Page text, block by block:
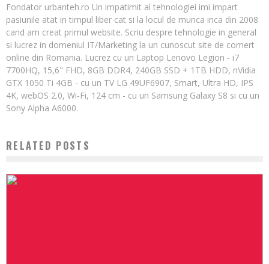
Fondator urbanteh.ro Un impatimit al tehnologiei imi impart
pasiunile atat in timpul liber cat si la locul de munca inca din 2008
cand am creat primul website. Scriu despre tehnologie in general
si lucrez in domeniul IT/Marketing la un cunoscut site de comert
online din Romania. Lucrez cu un Laptop Lenovo Legion - i7
7700HQ, 15,6" FHD, 8GB DDR4, 240GB SSD + 1TB HDD, nVidia
GTX 1050 Ti 4GB - cu un TV LG 49UF6907, Smart, Ultra HD, IPS
4K, webOS 2.0, Wi-Fi, 124 cm - cu un Samsung Galaxy S8 si cu un
Sony Alpha A6000.
RELATED POSTS